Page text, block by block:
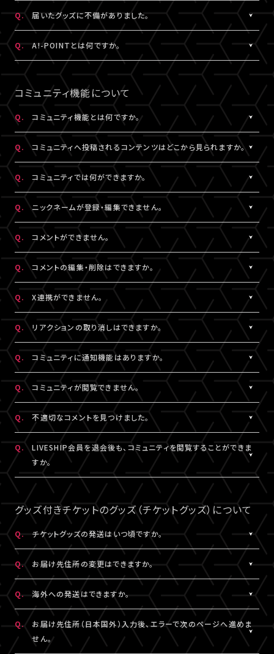
なお、支払番号は支払期限内であれば、「マイページ」内「グッズ購
入情報」にも記載されておりますので、ご確認ください。
確認ください。
※「決済完了のお知らせ」メールが届いていない場合は、「マイペ
ージ」内「グッズ購入情報」をご確認ください。
「決済完了のお知らせ」メールが2通以上届いた場合、誤ってグッズ
を重複してご購入されている可能性がございます。
詳細を記載のうえ、
こちらよりご連絡ください。
Q. 届いたグッズに不備がありました。
お手数ですが、詳細を記載のうえ、商品到着後14日以内に下記よ
りお問い合わせください。
グッズ配送・お届け済み商品に関して
【A!SMART お問い合わせ窓口】
https://www.asmart.jp/support
Q. A!-POINTとは何ですか。
A.
A!-POINTとは、一部のA!-IDサービスで使える・貯める事ができる
ポイントサービスです。
商品代金(税込)の1％がポイントとなり、商品代金以外の送料/手
数料については、ポイント付与対象外です。
A!-POINTは商品の発送後、約2週間で加算されます。
ポイントの残高、有効期限、付与履歴については
A!-IDサイト
にロ
グイン後、マイページよりご確認いただけます。
なお、LIVESHIPでのポイント利用はできません。A!-POINT・A!-ID
についてはこちら
※ポイントの現金への換金はできません。
※ポイントを他人に譲渡したり、別のA!-IDでの保有ポイントと合
算してご使用いただく事はできません。
※正しくお支払いいただけなかった場合、付与したポイントを回収
させていただく場合がございます。
コミュニティ機能について
Q. コミュニティ機能とは何ですか。
A.
配信視聴ページに投稿される期間限定コンテンツをお楽しみいた
だける機能です。
コミュニティ機能が提供されている配信に限り、対象の視聴チケッ
トを購入したユーザーのみがご利用・閲覧することができます。
なお、各公演・視聴チケット種別によりコミュニティ機能の有無は
異なります。
また、コミュニティごと（配信ごと）に、コンテンツの内容や投稿頻
度などは異なります。予めご了承ください。
Q. コミュニティへ投稿されるコンテンツはどこから見られますか。
A.
対象の視聴チケットを購入したA!-ID（メールアドレス）とパスワー
ドでログインのうえ、配信視聴ページ内「スペシャル」から閲覧する
ことができます。
Q. コミュニティでは何ができますか。
A.
配信視聴ページに投稿される期間限定コンテンツをお楽しみいた
だけるほか、投稿されたコンテンツに対して、コメントやリアクショ
ンをすることができます。
また、他のユーザーのコメントに対してもリアクションをすること
ができます。
Q. ニックネームが登録・編集できません。
A.
コメントをするには、ニックネームの設定が必要です。
ニックネームは「マイページ」内「投稿設定」にて登録・変更が可能
です。
絵文字・機種依存文字等が含まれている場合は登録できませんの
でご注意ください。
なお、ユーザーがニックネームを変更した場合であっても、過去の
コメントのニックネームは変更されず、変更前のニックネームが表
示されます。
※ニックネームの登録・編集は配信視聴ページからも設定いただ
けます。
※チャット機能が設定されている配信では、コミュニティ機能とチ
ャット機能のニックネーム設定は連動されます。
Q. コメントができません。
A. コミュニティ機能ガイドラインに反している可能性がございます。
入力内容を変更してもコメントができない場合は
こちら
にお問い合
わせください。
Q. コメントの編集・削除はできますか。
A.
ご自身のコメントは「削除する」より削除することができます。
ただし、一度投稿済みのコメントを編集することはできません。編
集したい場合は、投稿済みのコメントを削除してから新たにコメン
トしていただく必要がございます。
Q. X連携ができません。
A.
X連携は「マイページ」内「投稿設定」にて設定が可能です。
詳しくは こちらをご確認ください。
※X連携は配信視聴ページからも設定いただけます。
※公演によってはX連携をご利用いただけない場合があります。
Q. リアクションの取り消しはできますか。
A.
ご自身でつけたリアクションは再度「♡」を押していただくことで取
り消しすることができます。
Q. コミュニティに通知機能はありますか。
A.
現在、通知機能はございません。
コンテンツの投稿、コメント、リアクションはユーザーへ通知され
ません。
Q. コミュニティが閲覧できません。
A.
コミュニティが表示されない場合は、コミュニティ機能実施期間外
であるか、対象外の視聴チケットを購入されている可能性がありま
コミュニティの実施有無や、実施期間については、各公演のチケッ
ト販売ページなどでご確認ください。
Q. 不適切なコメントを見つけました。
コミュニティ機能ガイドラインに反するコメントなどを見つけた場
合は、コメント内の「報告する」ボタンより管理者に報告をすること
ができます。
なお、通報機能は報告された当該コメントの削除を保証するもの
ではございません。
Q.
LIVESHIP会員を退会後も、コミュニティを閲覧することができま
すか。
A.
LIVESHIP会員を退会された場合は、コミュニティ機能提供期間内
であってもご利用・閲覧いただけなくなります。
なお、過去のコメント・リアクション及びニックネームは、LIVESHIP
会員を退会された場合でも引き続きコミュニティに掲載されます。
予めご了承ください。
グッズ付きチケットのグッズ（チケットグッズ）について
Q. チケットグッズの発送はいつ頃ですか。
A.
公演・券種により異なります。
「マイページ」内「チケット購入情報」にて発送状況の確認ができま
す。
※チケットグッズの発送後、「チケットグッズ発送完了のお知らせ」
メールが配信されます。
通信の関係上、メールが届かない可能性もございますので、必ず、
「マイページ」内「チケット購入情報」よりご確認ください。
Q. お届け先住所の変更はできますか。
A.
購入後、「マイページ」内「チケット購入情報」にて、配送状況が「出
荷準備前」の場合に変更が可能です。
※発送先が日本国外の場合、購入後の住所変更はできません。予
めご了承ください。
Q. 海外への発送はできますか。
A.
公演・券種により異なります。チケット販売ページにてご確認くださ
い。
Q.
お届け先住所（日本国外）入力後、エラーで次のページへ進めま
せん。